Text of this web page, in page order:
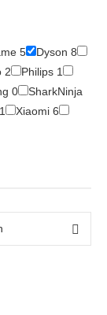
5 Dyson 8
2 Philips 1
0
SharkNinja
1 Xiaomi 6